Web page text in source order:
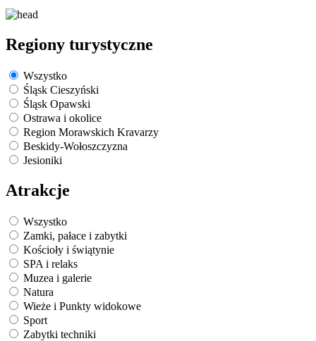
Regiony turystyczne
Wszystko
Śląsk Cieszyński
Śląsk Opawski
Ostrawa i okolice
Region Morawskich Kravarzy
Beskidy-Wołoszczyzna
Jesioniki
Atrakcje
Wszystko
Zamki, pałace i zabytki
Kościoły i świątynie
SPA i relaks
Muzea i galerie
Natura
Wieże i Punkty widokowe
Sport
Zabytki techniki